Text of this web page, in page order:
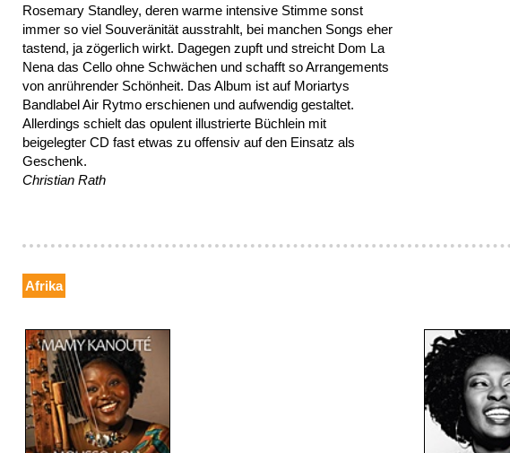
Rosemary Standley, deren warme intensive Stimme sonst
immer so viel Souveränität ausstrahlt, bei manchen Songs eher
tastend, ja zögerlich wirkt. Dagegen zupft und streicht Dom La
Nena das Cello ohne Schwächen und schafft so Arrangements
von anrührender Schönheit. Das Album ist auf Moriartys
Bandlabel Air Rytmo erschienen und aufwendig gestaltet.
Allerdings schielt das opulent illustrierte Büchlein mit
beigelegter CD fast etwas zu offensiv auf den Einsatz als
Geschenk.
Christian Rath
Afrika